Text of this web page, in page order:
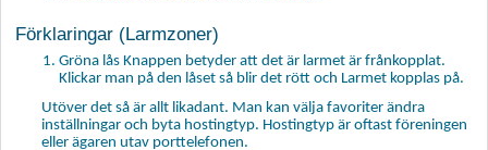
Förklaringar (Larmzoner)
Gröna lås Knappen betyder att det är larmet är frånkopplat.
Klickar man på den låset så blir det rött och Larmet kopplas på.
Utöver det så är allt likadant. Man kan välja favoriter ändra
inställningar och byta hostingtyp. Hostingtyp är oftast föreningen
eller ägaren utav porttelefonen.